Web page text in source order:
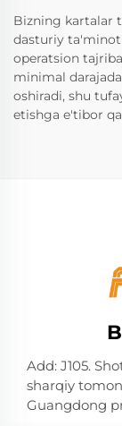
Bizning kartalar
dasturiy ta'minot
operatsion
minimal
oshiradi, shu
etishga e'tibor
Add: J105.
sharqiy
Guangdong